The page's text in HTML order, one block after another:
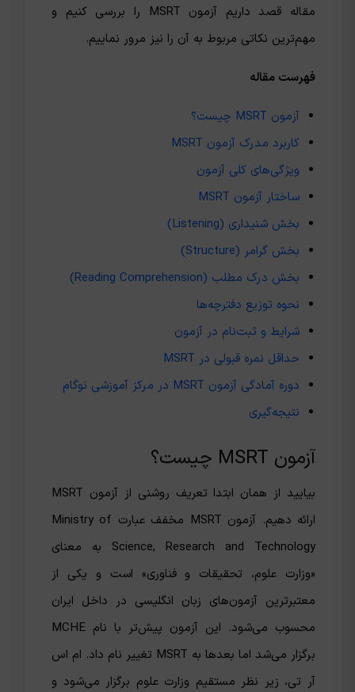
مقاله قصد داریم آزمون MSRT را بررسی کنیم و
مهم‌ترین نکاتی مربوط به آن را نیز مرور نماییم.
فهرست مقاله
آزمون MSRT چیست؟
کاربرد مدرک آزمون MSRT
ویژگی‌های کلی آزمون
ساختار آزمون MSRT
بخش شنیداری (Listening)
بخش گرامر (Structure)
بخش درک مطلب (Reading Comprehension)
نحوه توزیع دفترچه‌ها
شرایط و ثبت‌نام در آزمون
حداقل نمره قبولی در MSRT
دوره آمادگی آزمون MSRT در مرکز آموزشی نوگام
نتیجه‌گیری
آزمون MSRT چیست؟
بیایید از همان ابتدا تعریف روشنی از آزمون MSRT
ارائه دهیم. آزمون MSRT مخفف عبارت Ministry of
Science, Research and Technology به معنای
«وزارت علوم، تحقیقات و فناوری» است و یکی از
معتبرترین آزمون‌های زبان انگلیسی در داخل ایران
محسوب می‌شود. این آزمون پیش‌تر با نام MCHE
برگزار می‌شد اما بعدها به MSRT تغییر نام داد. ام اس
آر تی، زیر نظر مستقیم وزارت علوم برگزار می‌شود و